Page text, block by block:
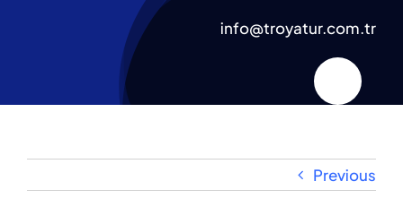
info@troyatur.com.tr
Previous